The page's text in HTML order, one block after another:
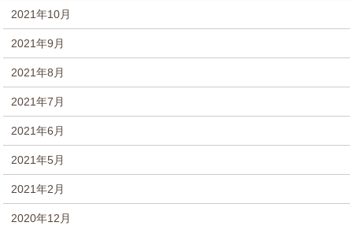
2021年10月
2021年9月
2021年8月
2021年7月
2021年6月
2021年5月
2021年2月
2020年12月